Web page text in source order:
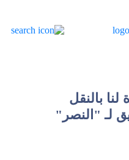
بالنقل
لـ "النصر"